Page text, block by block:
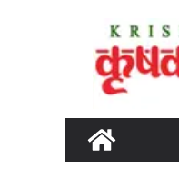
content